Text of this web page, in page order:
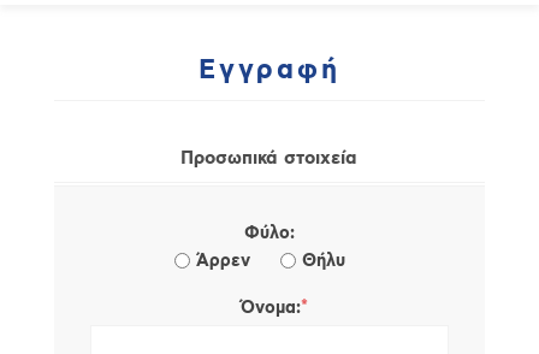
Εγγραφή
Προσωπικά στοιχεία
Φύλο:
Άρρεν
Θήλυ
Όνομα:*